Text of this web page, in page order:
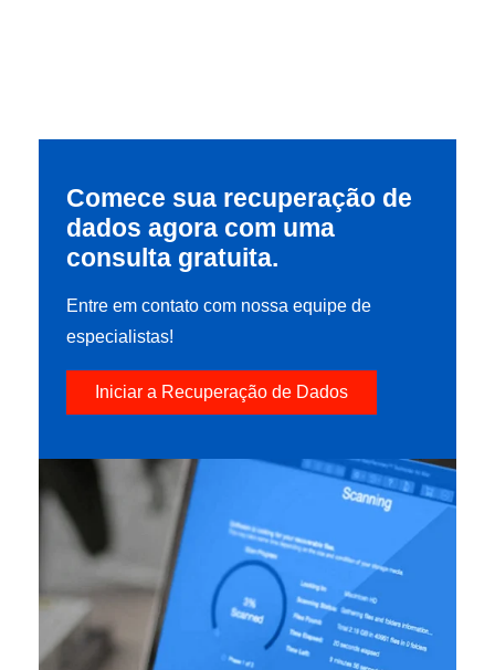
Comece sua recuperação de
dados agora com uma
consulta gratuita.
Entre em contato com nossa equipe de
especialistas!
Iniciar a Recuperação de Dados